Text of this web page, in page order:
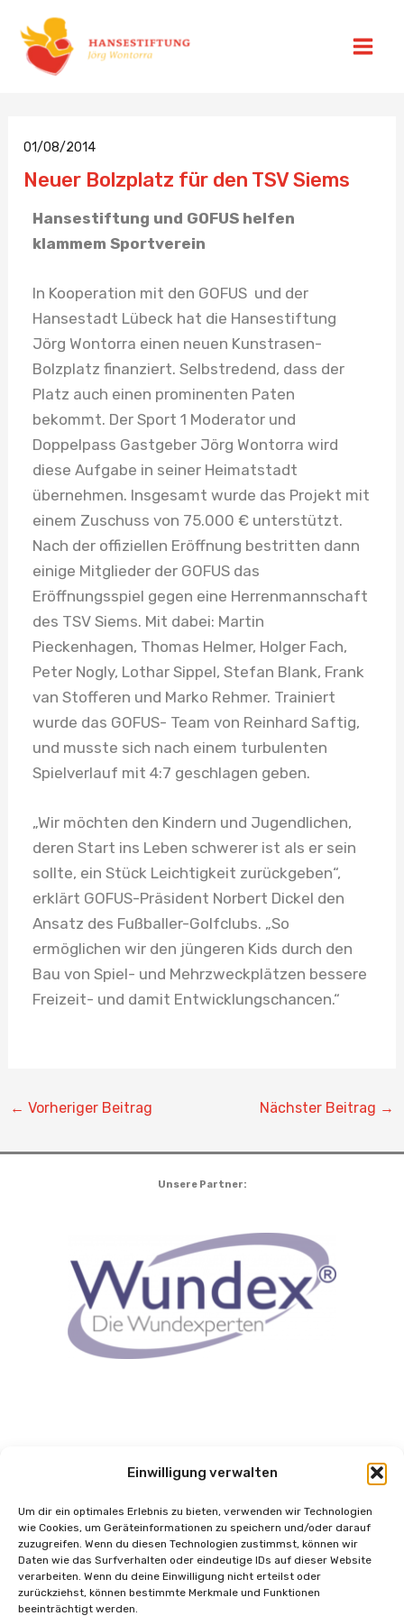
Einwilligung verwalten
Um dir ein optimales Erlebnis zu bieten, verwenden wir Technologien
wie Cookies, um Geräteinformationen zu speichern und/oder darauf
zuzugreifen. Wenn du diesen Technologien zustimmst, können wir
Daten wie das Surfverhalten oder eindeutige IDs auf dieser Website
verarbeiten. Wenn du deine Einwilligung nicht erteilst oder
zurückziehst, können bestimmte Merkmale und Funktionen
beeinträchtigt werden.
Inhalt
springen
01/08/2014
Neuer Bolzplatz für den TSV Siems
Hansestiftung und GOFUS helfen
klammem Sportverein
In Kooperation mit den GOFUS und der
Hansestadt Lübeck hat die Hansestiftung
Jörg Wontorra einen neuen Kunstrasen-
Bolzplatz finanziert. Selbstredend, dass der
Platz auch einen prominenten Paten
bekommt. Der Sport 1 Moderator und
Doppelpass Gastgeber Jörg Wontorra wird
diese Aufgabe in seiner Heimatstadt
übernehmen. Insgesamt wurde das Projekt mit
einem Zuschuss von 75.000 € unterstützt.
Nach der offiziellen Eröffnung bestritten dann
einige Mitglieder der GOFUS das
Eröffnungsspiel gegen eine Herrenmannschaft
des TSV Siems. Mit dabei: Martin
Pieckenhagen, Thomas Helmer, Holger Fach,
Peter Nogly, Lothar Sippel, Stefan Blank, Frank
van Stofferen und Marko Rehmer. Trainiert
wurde das GOFUS- Team von Reinhard Saftig,
und musste sich nach einem turbulenten
Spielverlauf mit 4:7 geschlagen geben.
„Wir möchten den Kindern und Jugendlichen,
deren Start ins Leben schwerer ist als er sein
sollte, ein Stück Leichtigkeit zurückgeben“,
erklärt GOFUS-Präsident Norbert Dickel den
Ansatz des Fußballer-Golfclubs. „So
ermöglichen wir den jüngeren Kids durch den
Bau von Spiel- und Mehrzweckplätzen bessere
Freizeit- und damit Entwicklungschancen.“
← Vorheriger Beitrag Nächster Beitrag →
Unsere Partner: